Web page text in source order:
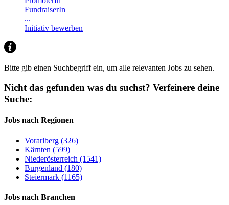
FundraiserIn
...
Initiativ bewerben
Bitte gib einen Suchbegriff ein, um alle relevanten Jobs zu sehen.
Nicht das gefunden was du suchst? Verfeinere deine
Suche:
Jobs nach Regionen
Vorarlberg (326)
Kärnten (599)
Niederösterreich (1541)
Burgenland (180)
Steiermark (1165)
Jobs nach Branchen